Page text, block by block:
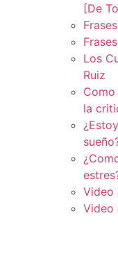
[De
Los
Ruiz
la
Video
Video